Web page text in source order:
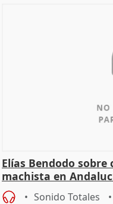
Elías Bendodo
machista en
Sonido Totales